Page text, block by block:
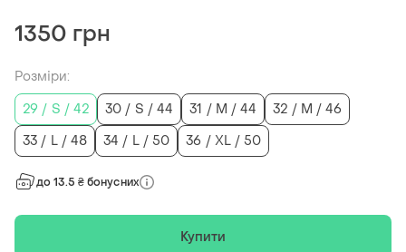
1350 грн
Розміри:
29 / S / 42
30 / S / 44 31 / M / 44
32 / M / 46
33 / L / 48
34 / L / 50 36 / XL / 50
до 13.5 ₴ бонусних
Купити